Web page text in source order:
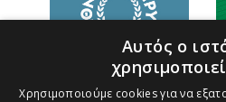
Αυτός ο
Χρησιμοποιούμε cookies για να